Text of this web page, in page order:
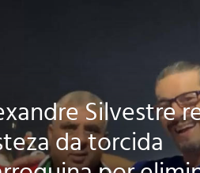
Silvestre
da torcida